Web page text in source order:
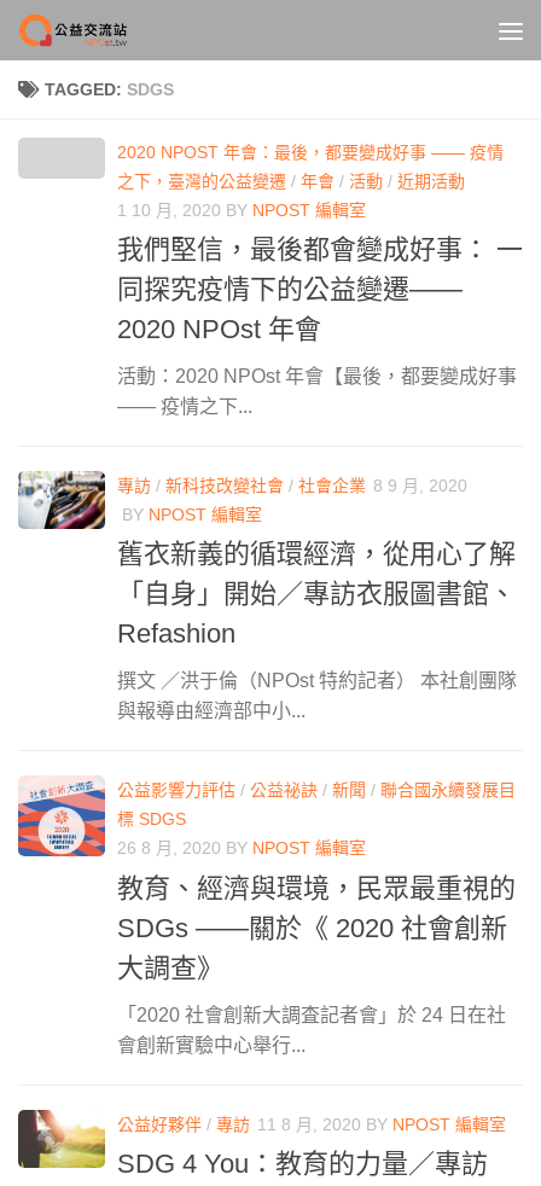
Skip to content
TAGGED: SDGS
2020 NPOST 年會：最後，都要變成好事 —— 疫情
之下，臺灣的公益變遷 / 年會 / 活動 / 近期活動
1 10 月, 2020 BY NPOST 編輯室
我們堅信，最後都會變成好事： 一
同探究疫情下的公益變遷——
2020 NPOst 年會
活動：2020 NPOst 年會【最後，都要變成好事
—— 疫情之下...
專訪 / 新科技改變社會 / 社會企業 8 9 月, 2020
BY NPOST 編輯室
舊衣新義的循環經濟，從用心了解
「自身」開始／專訪衣服圖書館、
Refashion
撰文 ／洪于倫（NPOst 特約記者） 本社創團隊
與報導由經濟部中小...
公益影響力評估 / 公益祕訣 / 新聞 / 聯合國永續發展目
標 SDGS
26 8 月, 2020 BY NPOST 編輯室
教育、經濟與環境，民眾最重視的
SDGs ——關於《 2020 社會創新
大調查》
「2020 社會創新大調査記者會」於 24 日在社
會創新實驗中心舉行...
公益好夥伴 / 專訪 11 8 月, 2020 BY NPOST 編輯室
SDG 4 You：教育的力量／專訪